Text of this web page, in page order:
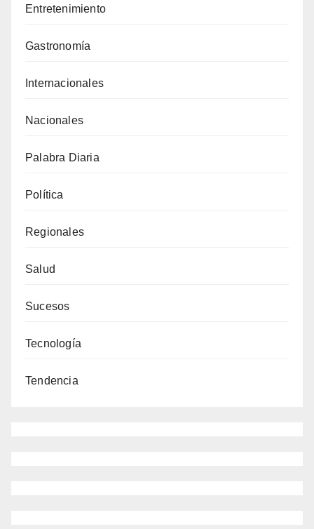
Entretenimiento
Gastronomía
Internacionales
Nacionales
Palabra Diaria
Política
Regionales
Salud
Sucesos
Tecnología
Tendencia